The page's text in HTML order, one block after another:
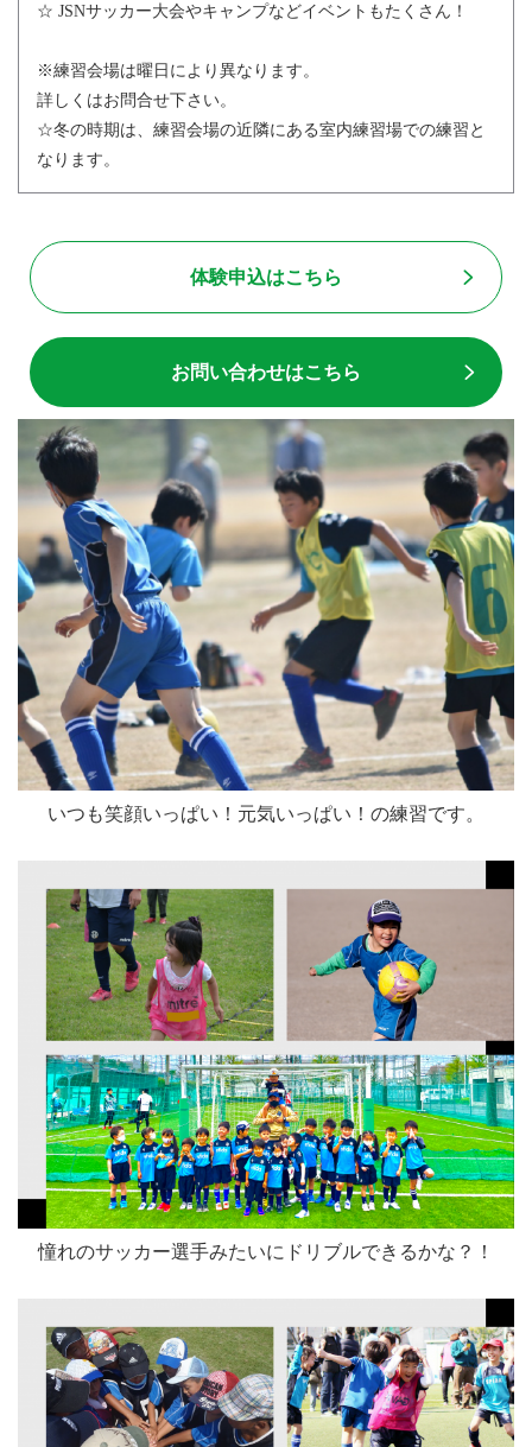
☆ JSNサッカー大会やキャンプなどイベントもたくさん！
※練習会場は曜日により異なります。
詳しくはお問合せ下さい。
☆冬の時期は、練習会場の近隣にある室内練習場での練習と
なります。
体験申込はこちら
お問い合わせはこちら
いつも笑顔いっぱい！元気いっぱい！の練習です。
憧れのサッカー選手みたいにドリブルできるかな？！